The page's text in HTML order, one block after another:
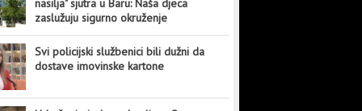
nasilja" sjutra u Baru: Naša djeca
zaslužuju sigurno okruženje
Svi policijski službenici bili dužni da
dostave imovinske kartone